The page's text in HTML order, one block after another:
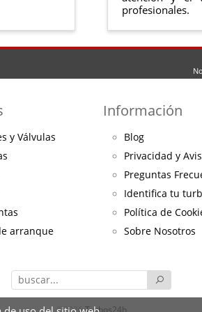
profesionales.
y Válvulas
arranque
Información
Blog
Privacidad y
Preguntas
Identifica tu
Política de
Sobre Nosotros